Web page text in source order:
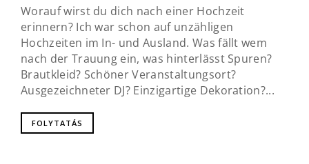
Worauf wirst du dich nach einer Hochzeit
erinnern? Ich war schon auf unzähligen
Hochzeiten im In- und Ausland. Was fällt wem
nach der Trauung ein, was hinterlässt Spuren?
Brautkleid? Schöner Veranstaltungsort?
Ausgezeichneter DJ? Einzigartige Dekoration?...
FOLYTATÁS